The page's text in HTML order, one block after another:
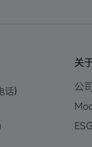
话)
关
公
ESG